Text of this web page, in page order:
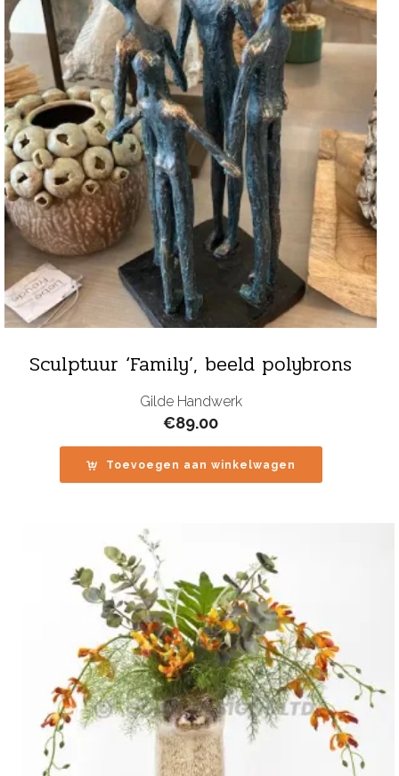
Sculptuur ‘Family’, beeld polybrons
Gilde Handwerk
€89.00
Toevoegen aan winkelwagen